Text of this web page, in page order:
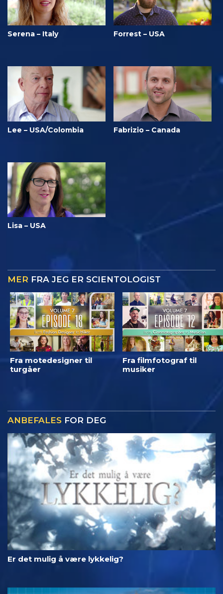
Serena – Italy Forrest – USA
Lee – USA/Colombia Fabrizio – Canada
Lisa – USA
MER FRA JEG ER SCIENTOLOGIST
Fra motedesigner til
turgåer
Fra filmfotograf til
musiker
ANBEFALES FOR DEG
Er det mulig å være lykkelig?